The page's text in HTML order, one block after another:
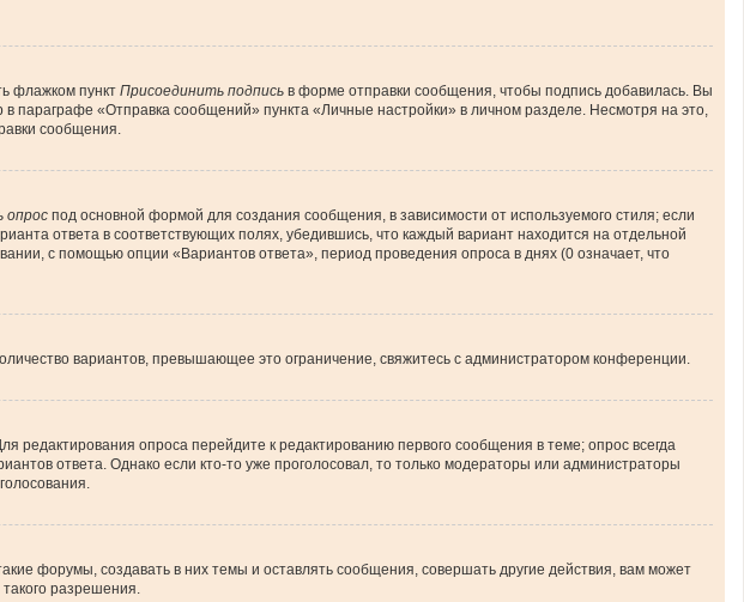
флажком пункт Присоединить подпись в форме отправки сообщения, чтобы подпись добавилась. Вы
«Отправка сообщений» пункта «Личные настройки» в личном разделе. Несмотря на это,
сообщения.
опрос под основной формой для создания сообщения, в зависимости от используемого стиля; если
ответа в соответствующих полях, убедившись, что каждый вариант находится на отдельной
с помощью опции «Вариантов ответа», период проведения опроса в днях (0 означает, что
вариантов, превышающее это ограничение, свяжитесь с администратором конференции.
редактирования опроса перейдите к редактированию первого сообщения в теме; опрос всегда
ответа. Однако если кто-то уже проголосовал, то только модераторы или администраторы
форумы, создавать в них темы и оставлять сообщения, совершать другие действия, вам может
разрешения.